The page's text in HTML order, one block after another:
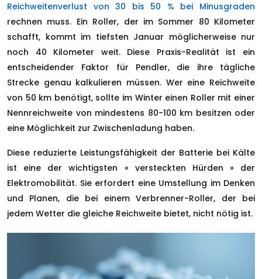
Reichweitenverlust von 30 bis 50 % bei Minusgraden
rechnen muss. Ein Roller, der im Sommer 80 Kilometer
schafft, kommt im tiefsten Januar möglicherweise nur
noch 40 Kilometer weit. Diese Praxis-Realität ist ein
entscheidender Faktor für Pendler, die ihre tägliche
Strecke genau kalkulieren müssen. Wer eine Reichweite
von 50 km benötigt, sollte im Winter einen Roller mit einer
Nennreichweite von mindestens 80-100 km besitzen oder
eine Möglichkeit zur Zwischenladung haben.
Diese reduzierte Leistungsfähigkeit der Batterie bei Kälte
ist eine der wichtigsten « versteckten Hürden » der
Elektromobilität. Sie erfordert eine Umstellung im Denken
und Planen, die bei einem Verbrenner-Roller, der bei
jedem Wetter die gleiche Reichweite bietet, nicht nötig ist.